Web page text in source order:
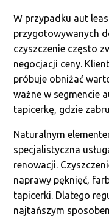
W przypadku aut
przygotowywanych
czyszczenie często
negocjacji ceny.
próbuje obniżać
ważne w segmencie
tapicerkę, gdzie
Naturalnym
specjalistyczna
renowacji.
naprawy pęknięć,
tapicerki. Dlatego
najtańszym